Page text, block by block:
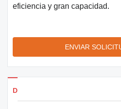
eficiencia y gran capacidad.
ENVIAR
Detalles de los productos